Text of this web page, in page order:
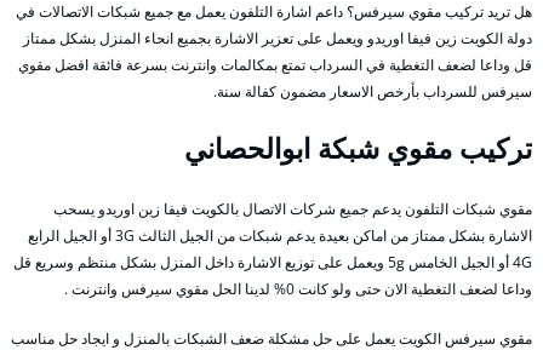
هل تريد تركيب مقوي سيرفس؟ داعم اشارة التلفون يعمل مع جميع شبكات الاتصالات في
دولة الكويت زين فيفا اوريدو ويعمل على تعزير الاشارة بجميع انحاء المنزل بشكل ممتاز
قل وداعا لضعف التغطية في السرداب تمتع بمكالمات وانترنت بسرعة فائقة افضل مقوي
سيرفس للسرداب بأرخص الاسعار مضمون كفالة سنة.
تركيب مقوي شبكة ابوالحصاني
مقوي شبكات التلفون يدعم جميع شركات الاتصال بالكويت فيفا زين اوريدو يسحب
الاشارة بشكل ممتاز من اماكن بعيدة يدعم شبكات من الجيل الثالث 3G أو الجيل الرابع
4G أو الجيل الخامس 5g ويعمل على توزيع الاشارة داخل المنزل بشكل منتظم وسريع قل
وداعا لضعف التغطية الان حتى ولو كانت 0% لدينا الحل مقوي سيرفس وانترنت .
مقوي سيرفس الكويت يعمل على حل مشكلة ضعف الشبكات بالمنزل و ايجاد حل مناسب